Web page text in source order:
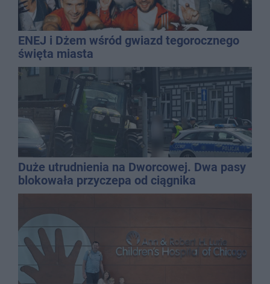
ENEJ i Dżem wśród gwiazd tegorocznego
święta miasta
Duże utrudnienia na Dworcowej. Dwa pasy
blokowała przyczepa od ciągnika